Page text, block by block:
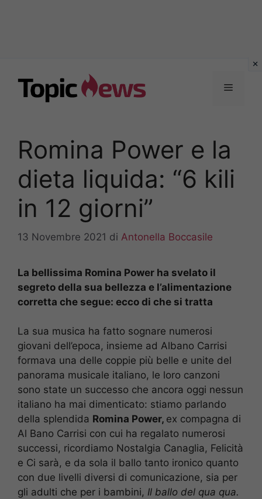
contenuto
Menu
Romina Power e la
dieta liquida: “6 kili
in 12 giorni”
13 Novembre 2021 di Antonella Boccasile
La bellissima Romina Power ha svelato il
segreto della sua bellezza e l’alimentazione
corretta che segue: ecco di che si tratta
La sua musica ha fatto sognare numerosi
giovani dell’epoca, insieme ad Albano Carrisi
formava una delle coppie più belle e unite del
panorama musicale italiano, le loro canzoni
sono state un successo che ancora oggi nessun
italiano ha mai dimenticato: stiamo parlando
della splendida Romina Power, ex compagna di
Al Bano Carrisi con cui ha regalato numerosi
successi, ricordiamo Nostalgia Canaglia, Felicità
e Ci sarà, e da sola il ballo tanto ironico quanto
con due livelli diversi di comunicazione, sia per
gli adulti che per i bambini, Il ballo del qua qua.